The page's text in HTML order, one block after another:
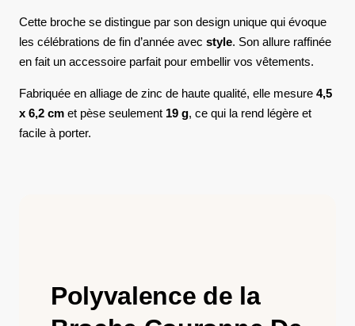
Cette broche se distingue par son design unique qui évoque
les célébrations de fin d’année avec style. Son allure raffinée
en fait un accessoire parfait pour embellir vos vêtements.
Fabriquée en alliage de zinc de haute qualité, elle mesure 4,5
x 6,2 cm et pèse seulement 19 g, ce qui la rend légère et
facile à porter.
Polyvalence de la